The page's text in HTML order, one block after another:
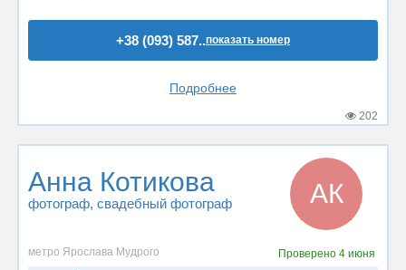
+38 (093) 587..показать номер
Подробнее
202
Анна Котикова
фотограф, свадебный фотограф АК
метро Ярослава Мудрого Проверено 4 июня